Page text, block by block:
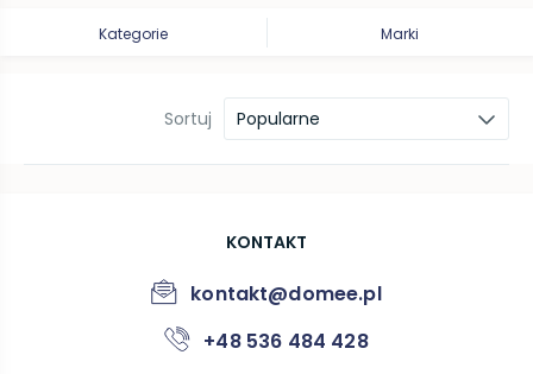
Kategorie Marki
Sortuj Popularne
KONTAKT
kontakt@domee.pl
+48 536 484 428